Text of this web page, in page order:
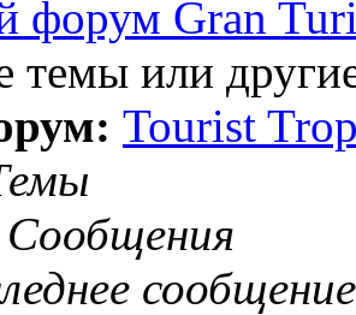
форум Gran
или
Tourist
Сообщения
сообщение